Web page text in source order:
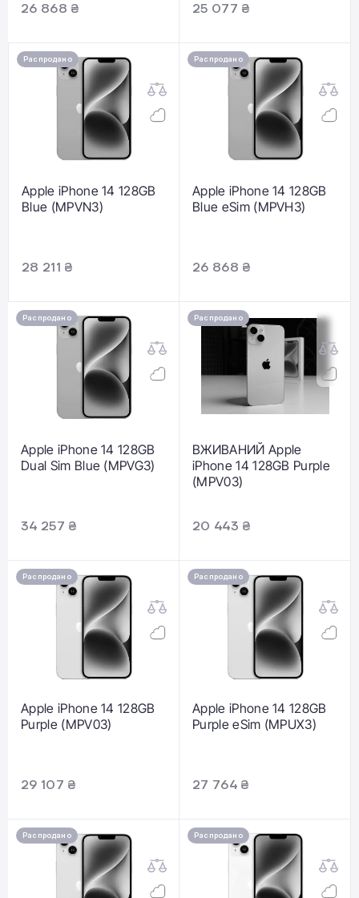
26 868 ₴ 25 077 ₴
Распродано
Apple iPhone 14 128GB
Blue (MPVN3)
28 211 ₴
Распродано
Apple iPhone 14 128GB
Blue eSim (MPVH3)
26 868 ₴
Распродано
Apple iPhone 14 128GB
Dual Sim Blue (MPVG3)
34 257 ₴
Распродано
ВЖИВАНИЙ Apple
iPhone 14 128GB Purple
(MPV03)
20 443 ₴
Распродано
Apple iPhone 14 128GB
Purple (MPV03)
29 107 ₴
Распродано
Apple iPhone 14 128GB
Purple eSim (MPUX3)
27 764 ₴
Распродано Распродано